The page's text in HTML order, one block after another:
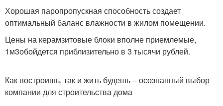
Хорошая паропропускная способность создает
оптимальный баланс влажности в жилом помещении.
Цены на керамзитовые блоки вполне приемлемые,
1м3обойдется приблизительно в 3 тысячи рублей.
Как построишь, так и жить будешь – осознанный выбор
компании для строительства дома